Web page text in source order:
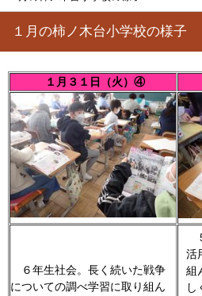
１月の柿ノ木台小学校の様子
１月３１日（火）④
６年生社会。長く続いた戦争
についての調べ学習に取り組ん
活
組
し